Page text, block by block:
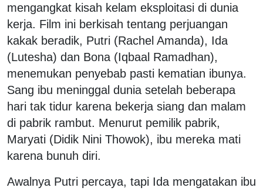
mengangkat kisah kelam eksploitasi di dunia
kerja. Film ini berkisah tentang perjuangan
kakak beradik, Putri (Rachel Amanda), Ida
(Lutesha) dan Bona (Iqbaal Ramadhan),
menemukan penyebab pasti kematian ibunya.
Sang ibu meninggal dunia setelah beberapa
hari tak tidur karena bekerja siang dan malam
di pabrik rambut. Menurut pemilik pabrik,
Maryati (Didik Nini Thowok), ibu mereka mati
karena bunuh diri.
Awalnya Putri percaya, tapi Ida mengatakan ibu